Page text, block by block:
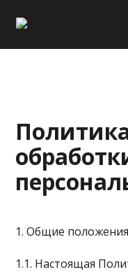
1. Общие положения
1.1. Настоящая